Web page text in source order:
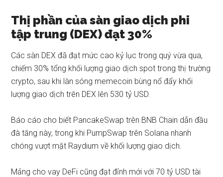
Thị phần của sàn giao dịch phi
tập trung (DEX) đạt 30%
Các sàn DEX đã đạt mức cao kỷ lục trong quý vừa qua,
chiếm 30% tổng khối lượng giao dịch spot trong thị trường
crypto, sau khi làn sóng memecoin bùng nổ đẩy khối
lượng giao dịch trên DEX lên 530 tỷ USD.
Báo cáo cho biết PancakeSwap trên BNB Chain dẫn đầu
đà tăng này, trong khi PumpSwap trên Solana nhanh
chóng vượt mặt Raydium về khối lượng giao dịch.
Mảng cho vay DeFi cũng đạt đỉnh mới với 70 tỷ USD tài